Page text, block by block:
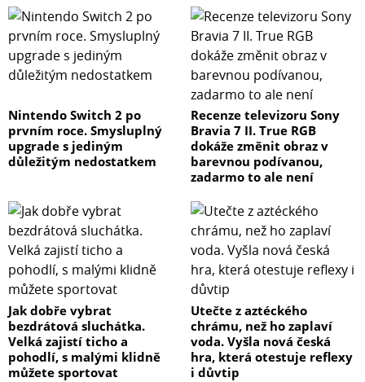
Nintendo Switch 2 po
prvním roce. Smysluplný
upgrade s jediným
důležitým nedostatkem
Recenze televizoru Sony
Bravia 7 II. True RGB
dokáže změnit obraz v
barevnou podívanou,
zadarmo to ale není
Jak dobře vybrat
bezdrátová sluchátka.
Velká zajistí ticho a
pohodlí, s malými klidně
můžete sportovat
Utečte z aztéckého
chrámu, než ho zaplaví
voda. Vyšla nová česká
hra, která otestuje reflexy
i důvtip